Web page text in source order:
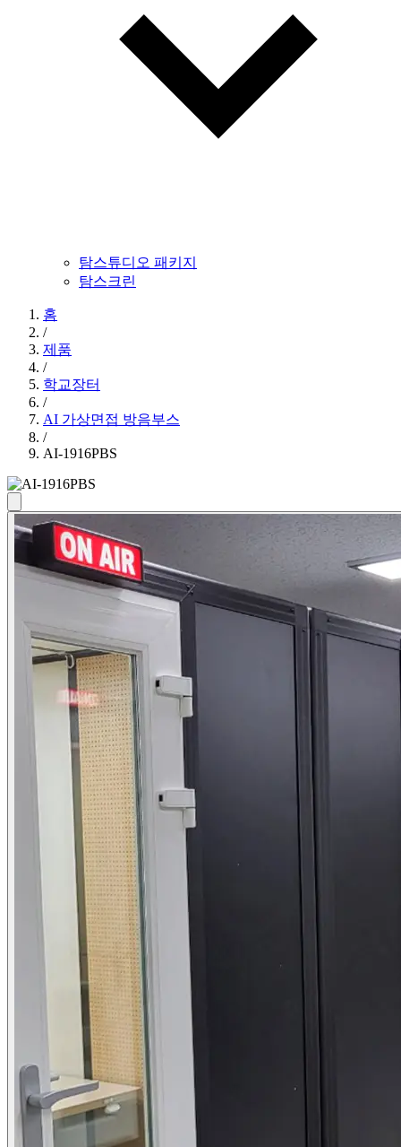
탐스튜디오 패키지
탐스크린
홈
/
제품
/
학교장터
/
AI 가상면접 방음부스
/
AI-1916PBS